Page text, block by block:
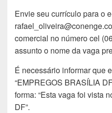
Envie seu currículo para o
comercial no número cel
assunto o nome da vaga
É necessário informar que
“EMPREGOS BRASÍLIA
forma: “Esta vaga foi vista
DF”.